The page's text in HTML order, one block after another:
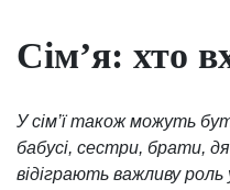
Сім’я: хто
У сім’ї також можуть
бабусі, сестри, брати,
відіграють важливу